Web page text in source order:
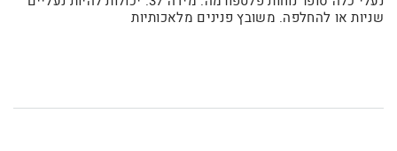
שניות או להחלפה. משובץ פנינים מלאכותיות